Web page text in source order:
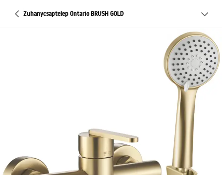
Zuhanycsaptelep Ontario BRUSH GOLD